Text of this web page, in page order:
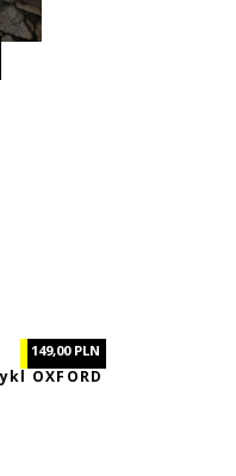
149,00 PLN
OXFORD